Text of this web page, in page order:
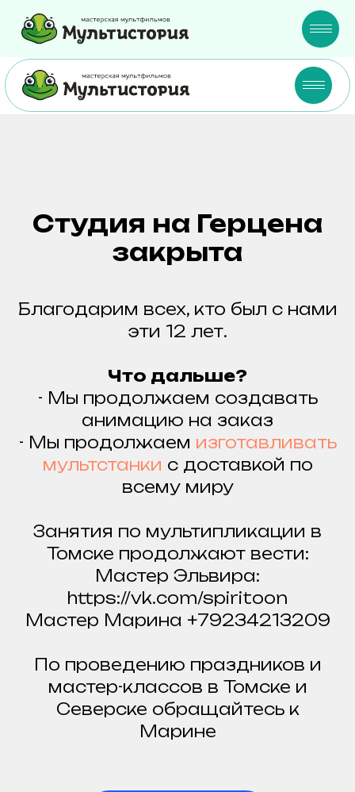
Студия на Герцена
закрыта
Благодарим всех, кто был с нами
эти 12 лет.
Что дальше?
- Мы продолжаем создавать
анимацию на заказ
- Мы продолжаем изготавливать
мультстанки с доставкой по
всему миру
Занятия по мультипликации в
Томске продолжают вести:
Мастер Эльвира:
https://vk.com/spiritoon
Мастер Марина +79234213209
По проведению праздников и
мастер-классов в Томске и
Северске обращайтесь к
Марине